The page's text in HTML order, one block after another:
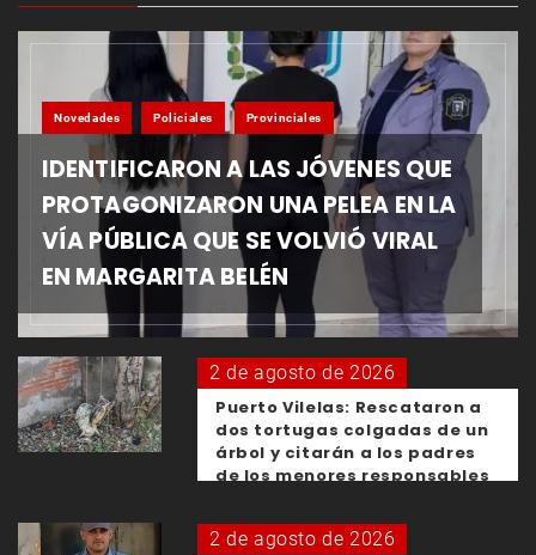
Novedades Policiales Provinciales
IDENTIFICARON A LAS JÓVENES QUE
PROTAGONIZARON UNA PELEA EN LA
VÍA PÚBLICA QUE SE VOLVIÓ VIRAL
EN MARGARITA BELÉN
2 de agosto de 2026
Puerto Vilelas: Rescataron a
dos tortugas colgadas de un
árbol y citarán a los padres
de los menores responsables
2 de agosto de 2026